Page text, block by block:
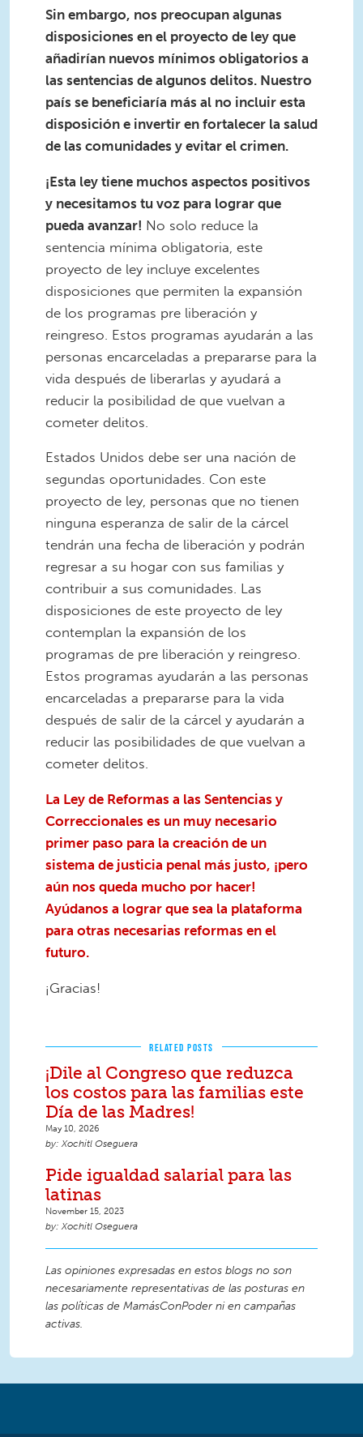
Sin embargo, nos preocupan algunas
disposiciones en el proyecto de ley que
añadirían nuevos mínimos obligatorios a
las sentencias de algunos delitos. Nuestro
país se beneficiaría más al no incluir esta
disposición e invertir en fortalecer la salud
de las comunidades y evitar el crimen.
¡Esta ley tiene muchos aspectos positivos
y necesitamos tu voz para lograr que
pueda avanzar! No solo reduce la
sentencia mínima obligatoria, este
proyecto de ley incluye excelentes
disposiciones que permiten la expansión
de los programas pre liberación y
reingreso. Estos programas ayudarán a las
personas encarceladas a prepararse para la
vida después de liberarlas y ayudará a
reducir la posibilidad de que vuelvan a
cometer delitos.
Estados Unidos debe ser una nación de
segundas oportunidades. Con este
proyecto de ley, personas que no tienen
ninguna esperanza de salir de la cárcel
tendrán una fecha de liberación y podrán
regresar a su hogar con sus familias y
contribuir a sus comunidades. Las
disposiciones de este proyecto de ley
contemplan la expansión de los
programas de pre liberación y reingreso.
Estos programas ayudarán a las personas
encarceladas a prepararse para la vida
después de salir de la cárcel y ayudarán a
reducir las posibilidades de que vuelvan a
cometer delitos.
La Ley de Reformas a las Sentencias y
Correccionales es un muy necesario
primer paso para la creación de un
sistema de justicia penal más justo, ¡pero
aún nos queda mucho por hacer!
Ayúdanos a lograr que sea la plataforma
para otras necesarias reformas en el
futuro.
¡Gracias!
RELATED POSTS
¡Dile al Congreso que reduzca
los costos para las familias este
Día de las Madres!
May 10, 2026
Xochitl Oseguera
Pide igualdad salarial para las
latinas
November 15, 2023
Xochitl Oseguera
Las opiniones expresadas en estos blogs no son
necesariamente representativas de las posturas en
las políticas de MamásConPoder ni en campañas
activas.